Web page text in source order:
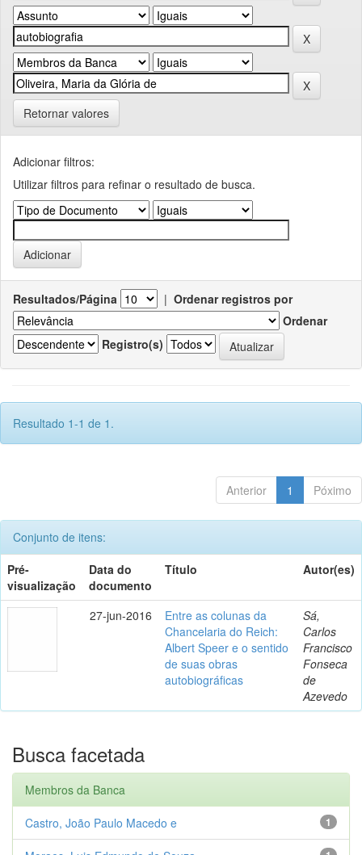
Retornar valores
Adicionar filtros:
Utilizar filtros para refinar o resultado de busca.
Resultados/Página | Ordenar registros por
Ordenar
Registro(s)
Resultado 1-1 de 1.
Anterior 1 Póximo
Conjunto de itens:
Pré-
visualização
Data do
documento
Título Autor(es)
27-jun-2016
Entre as colunas da
Chancelaria do Reich:
Albert Speer e o sentido
de suas obras
autobiográficas
Sá,
Carlos
Francisco
Fonseca
de
Azevedo
Busca facetada
Membros da Banca
1
Castro, João Paulo Macedo e